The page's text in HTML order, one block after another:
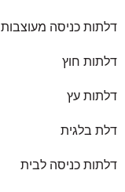
דלתות כניסה מעוצבות
דלתות חוץ
דלתות עץ
דלת בלגית
דלתות כניסה לבית